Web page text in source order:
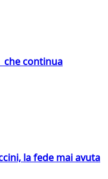
che continua
la fede mai avuta